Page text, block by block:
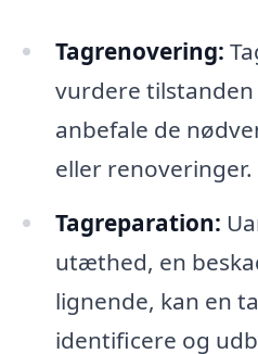
Tagrenovering:
vurdere
anbefale de
eller renoveringer.
Tagreparation:
utæthed, en
lignende, kan en
identificere og